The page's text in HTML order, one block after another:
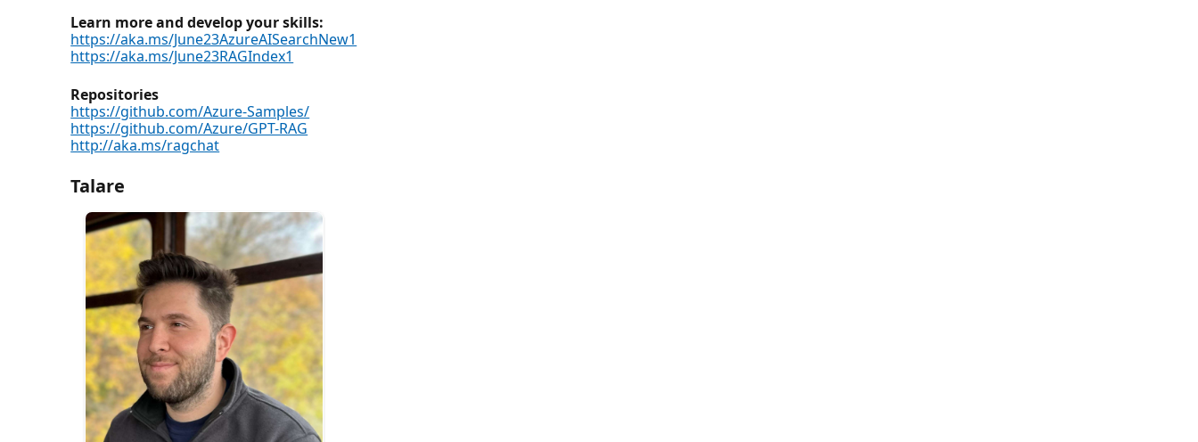
Learn more and develop your skills:
https://aka.ms/June23AzureAISearchNew1
https://aka.ms/June23RAGIndex1
Repositories
https://github.com/Azure-Samples/
https://github.com/Azure/GPT-RAG
http://aka.ms/ragchat
Talare